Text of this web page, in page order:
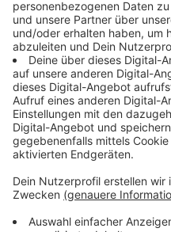
betroffen sind, steht
Veröffentlicht:Montag,
Anzeige
Anzeige